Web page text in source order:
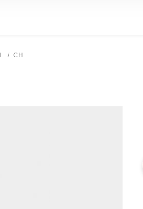
Página actual:
CH